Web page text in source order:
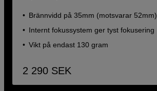
Brännvidd på 35mm (motsvarar 52mm)
Internt fokussystem ger tyst fokusering
Vikt på endast 130 gram
2 290 SEK